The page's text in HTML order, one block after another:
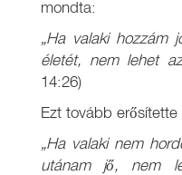
mondta:
„Ha valaki hozzám
életét, nem lehet
14:26)
Ezt tovább erősítette
„Ha valaki nem
utánam jő, nem